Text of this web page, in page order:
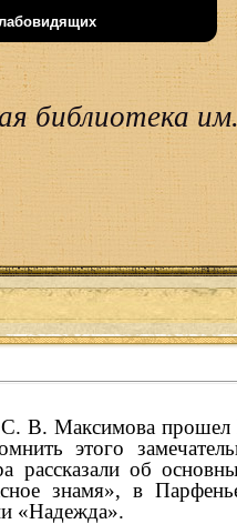
библиотека
В. Максимова прошел
этого
рассказали об
знамя», в
«Надежда».